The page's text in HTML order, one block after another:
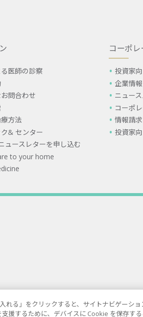
医師の診察
問合わせ
方法
& センター
ュースレターを申し込む
to your home
コーポレ
投資家
企業情報
ニュー
コーポ
情報請求
投資家
入れる」をクリックすると、サイトナビゲーシ
援するために、デバイスに Cookie を保存する